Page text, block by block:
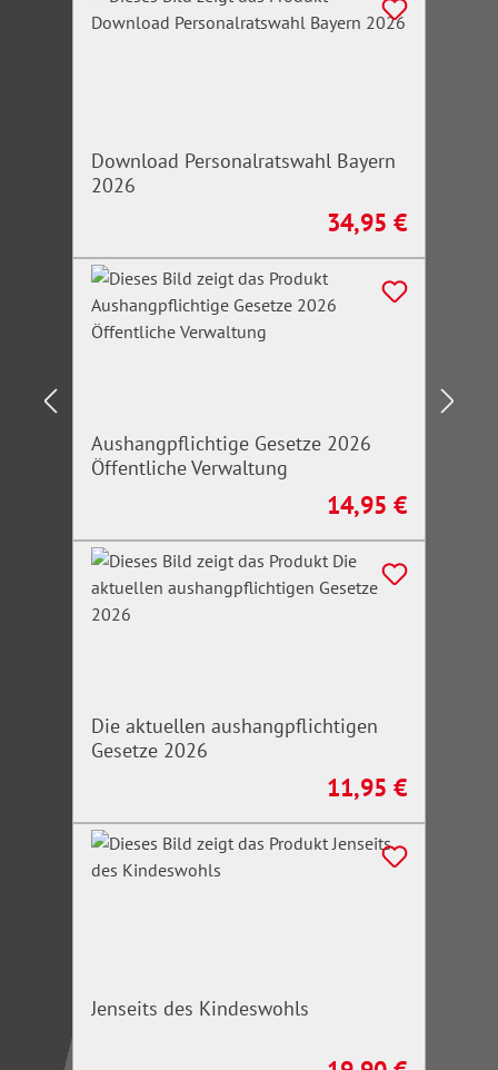
Download Personalratswahl Bayern
2026
Regulärer Preis:
34,95 €
Aushangpflichtige Gesetze 2026
Öffentliche Verwaltung
Regulärer Preis:
14,95 €
Die aktuellen aushangpflichtigen
Gesetze 2026
Regulärer Preis:
11,95 €
Jenseits des Kindeswohls